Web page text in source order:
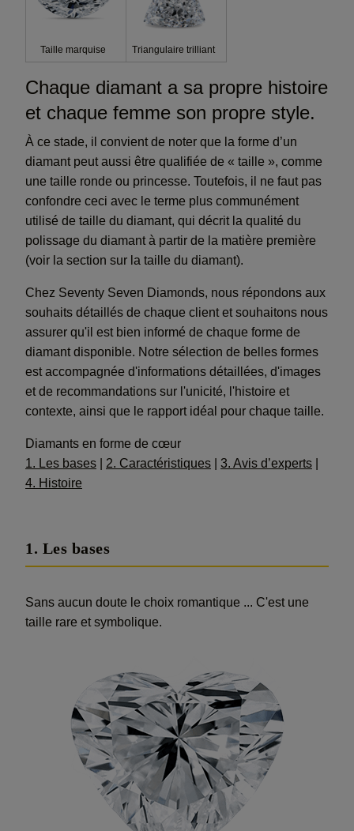
Taille marquise Triangulaire trilliant
Chaque diamant a sa propre histoire
et chaque femme son propre style.
À ce stade, il convient de noter que la forme d’un
diamant peut aussi être qualifiée de « taille », comme
une taille ronde ou princesse. Toutefois, il ne faut pas
confondre ceci avec le terme plus communément
utilisé de taille du diamant, qui décrit la qualité du
polissage du diamant à partir de la matière première
(voir la section sur la taille du diamant).
Chez Seventy Seven Diamonds, nous répondons aux
souhaits détaillés de chaque client et souhaitons nous
assurer qu'il est bien informé de chaque forme de
diamant disponible. Notre sélection de belles formes
est accompagnée d'informations détaillées, d'images
et de recommandations sur l'unicité, l'histoire et
contexte, ainsi que le rapport idéal pour chaque taille.
Diamants en forme de cœur
1. Les bases
2. Caractéristiques 3. Avis d’experts
4. Histoire
1. Les bases
Sans aucun doute le choix romantique ... C'est une
taille rare et symbolique.